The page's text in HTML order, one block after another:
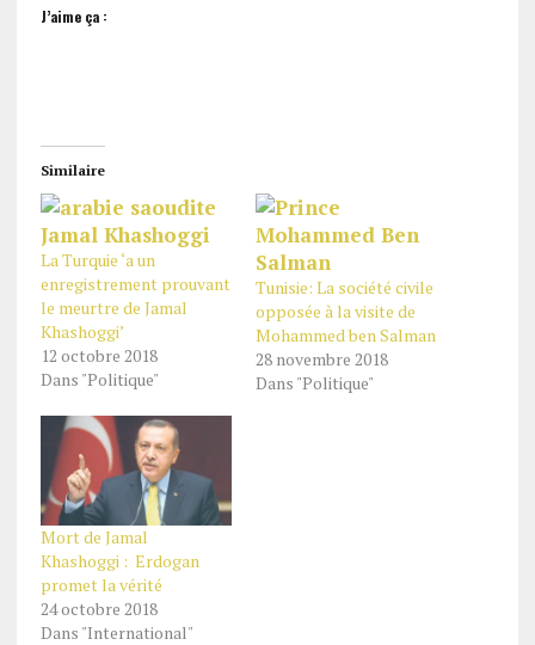
J’aime ça :
Similaire
La Turquie ‘a un
enregistrement prouvant
le meurtre de Jamal
Khashoggi’
12 octobre 2018
Dans "Politique"
Tunisie: La société civile
opposée à la visite de
Mohammed ben Salman
28 novembre 2018
Dans "Politique"
Mort de Jamal
Khashoggi : Erdogan
promet la vérité
24 octobre 2018
Dans "International"